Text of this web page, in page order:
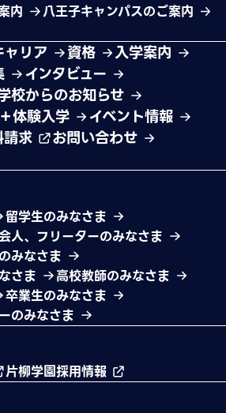
内
八王子キャンパスのご案内
リア 資格
入学案内
インタビュー
校からのお知らせ
体験入学
イベント情報
求
お問い合わせ
留学生のみなさま
人、フリーターのみなさま
みなさま
さま
高校教師のみなさま
卒業生のみなさま
のみなさま
片柳学園採用情報